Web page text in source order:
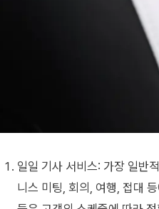
일일 기사 서비스: 가장 일반
니스 미팅, 회의, 여행, 접대